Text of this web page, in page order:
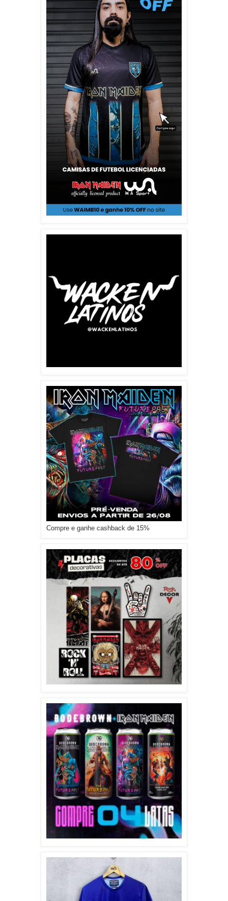
Compre e ganhe cashback de 15%